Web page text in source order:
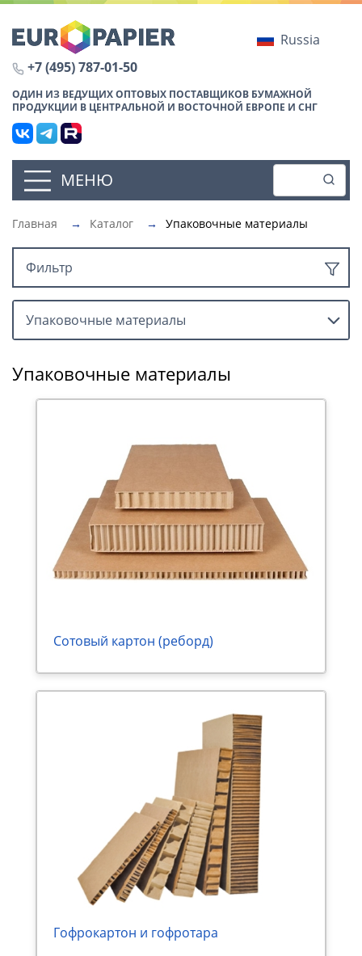
Russia
+7 (495) 787-01-50
ОДИН ИЗ ВЕДУЩИХ ОПТОВЫХ ПОСТАВЩИКОВ БУМАЖНОЙ
ПРОДУКЦИИ В ЦЕНТРАЛЬНОЙ И ВОСТОЧНОЙ ЕВРОПЕ И СНГ
МЕНЮ
Главная → Каталог → Упаковочные материалы
Фильтр
Упаковочные материалы
Упаковочные материалы
Сотовый картон (реборд)
Гофрокартон и гофротара